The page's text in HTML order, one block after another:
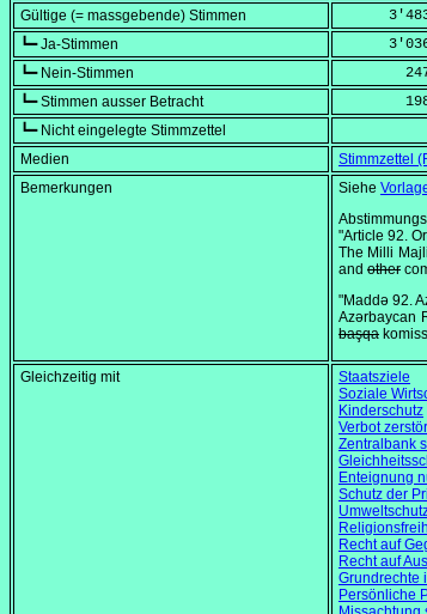
Gültige (= massgebende) Stimmen
┗━ Ja-Stimmen
┗━ Nein-Stimmen
┗━ Stimmen ausser Betracht
┗━ Nicht eingelegte Stimmzettel
Medien
Stimmzettel
Bemerkungen
Siehe
"Article 92.
The Milli
and other
"Maddə 92.
Azərbaycan
başqa
Gleichzeitig mit
Staatsziele
Soziale
Kinderschutz
Verbot
Zentralbank
Enteignung
Schutz der
Recht auf
Recht auf
Grundrechte
Persönliche